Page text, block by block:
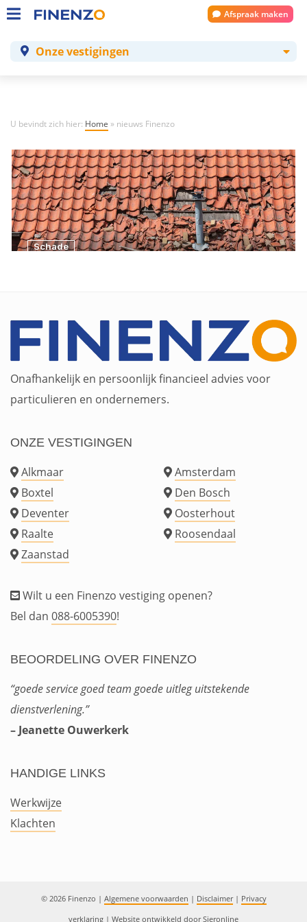
Afspraak maken
Onze vestigingen
U bevindt zich hier: Home » nieuws Finenzo
Onafhankelijk en persoonlijk financieel advies voor
particulieren en ondernemers.
ONZE VESTIGINGEN
Alkmaar
Amsterdam
Boxtel
Den Bosch
Deventer
Oosterhout
Raalte
Roosendaal
Zaanstad
Wilt u een Finenzo vestiging openen?
Bel dan 088-6005390!
BEOORDELING OVER FINENZO
“goede service goed team goede uitleg uitstekende
dienstverlening.”
– Jeanette Ouwerkerk
HANDIGE LINKS
Werkwijze
Klachten
© 2026 Finenzo | Algemene voorwaarden | Disclaimer | Privacy
verklaring | Website ontwikkeld doorSieronline